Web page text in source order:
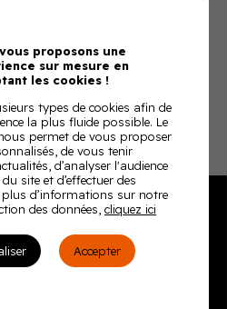
à votre panier, nous vous
à votre besoin
technique
proposons une
sur mesure en
les cookies !
types de cookies afin de
la plus fluide possible. Le
permet de vous proposer
de vous tenir
d’analyser l'audience
site et d’effectuer des
d’informations sur notre
des données, cliquez ici
Accepter